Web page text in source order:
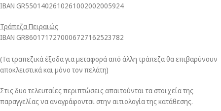
ΙΒΑΝ GR5501402610261002002005924
Τράπεζα Πειραιώς
ΙΒΑΝ GR8601717270006727162523782
(Τα τραπεζικά έξοδα για μεταφορά από άλλη τράπεζα θα επιβαρύνουν
αποκλειστικά και μόνο τον πελάτη)
Στις δυο τελευταίες περιπτώσεις απαιτούνται τα στοιχεία της
παραγγελίας να αναγράφονται στην αιτιολογία της κατάθεσης.